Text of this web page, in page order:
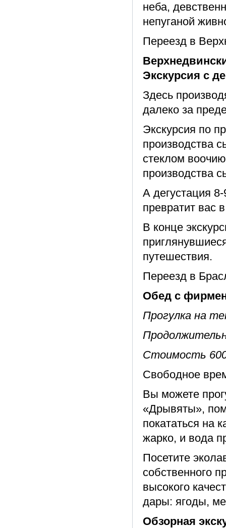
неба,
непуганой
Переезд в
Экскурсия с
Здесь
далеко за
Экскурсия по
производства
стеклом
производства
А дегустация
превратит вас
В конце
путешествия.
Переезд в
Обед с
Прогулка на
Стоимость
Свободное
Вы можете
«Дрывяты»,
покататься на
жарко, и вода
Посетите
собственного
высокого
дары: ягоды,
Обзорная